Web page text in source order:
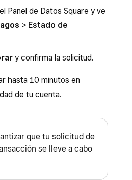
Panel de Datos Square y ve
> Estado de
y confirma la solicitud.
hasta 10 minutos en
de tu cuenta.
que tu solicitud de
se lleve a cabo